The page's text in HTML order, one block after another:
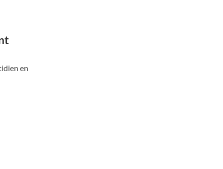
en